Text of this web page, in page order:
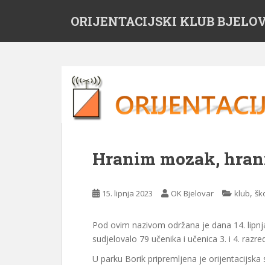
ORIJENTACIJSKI KLUB
Hranim mozak,
15. lipnja 2023 OK Bjelovar klub,
Pod ovim nazivom održana je dana 14.
sudjelovalo 79 učenika i učenica 3. i 4.
U parku Borik pripremljena je